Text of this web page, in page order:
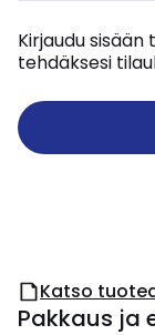
Kirjaudu
tehdäksesi
Katso
Pakkaus ja